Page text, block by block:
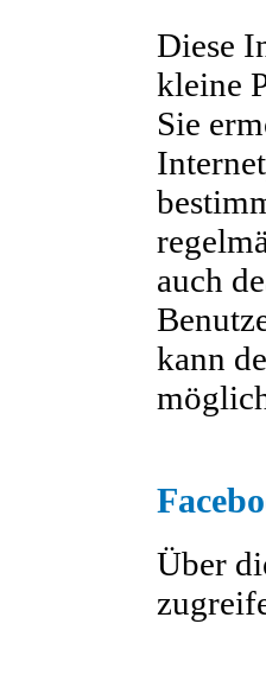
Diese
kleine
Sie
auch
kann
Über